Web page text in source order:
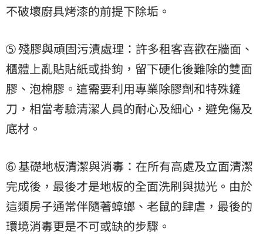
不破壞廚具烤漆的前提下除垢。
➄ 殘膠與頑固污漬處理：許多租客喜歡在牆面、
櫃體上亂貼貼紙或掛鉤，留下硬化後難除的雙面
膠、泡棉膠。這需要利用專業除膠劑和特殊鏟
刀，相當考驗清潔人員的耐心及細心，避免傷及
底材。
➅ 基礎地板清潔與消毒：在所有高處及立面清潔
完成後，最後才是地板的全面洗刷與拋光。由於
這類房子通常伴隨著蟑螂、老鼠的肆虐，最後的
環境消毒更是不可或缺的步驟。